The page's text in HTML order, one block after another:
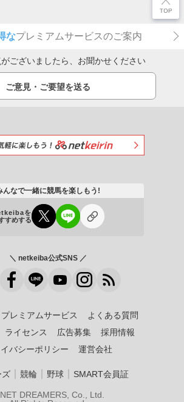
なプレミアムサービスのご案内
ございましたら、お聞かせください
ご意見・ご要望を送る
んなで一緒に競馬を楽しもう!
を
すめする
＼ netkeiba公式SNS ／
プレミアムサービス
よくある質問
ライセンス 広告募集
採用情報
バシーポリシー
運営会社
ズ｜ 競輪 野球｜ SMART会員証
DREAMERS, Co., Ltd.